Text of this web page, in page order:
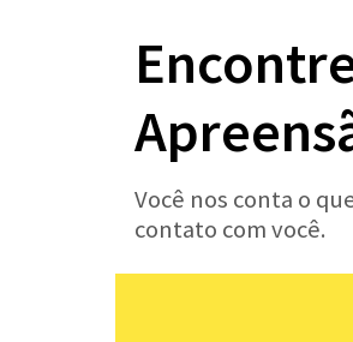
Você nos conta o
contato com você.